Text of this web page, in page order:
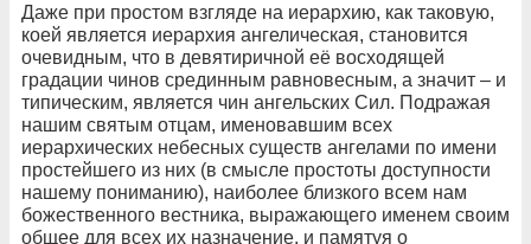
Даже при простом взгляде на иерархию, как таковую,
коей является иерархия ангелическая, становится
очевидным, что в девятиричной её восходящей
градации чинов срединным равновесным, а значит – и
типическим, является чин ангельских Сил. Подражая
нашим святым отцам, именовавшим всех
иерархических небесных существ ангелами по имени
простейшего из них (в смысле простоты доступности
нашему пониманию), наиболее близкого всем нам
божественного вестника, выражающего именем своим
общее для всех их назначение, и памятуя о